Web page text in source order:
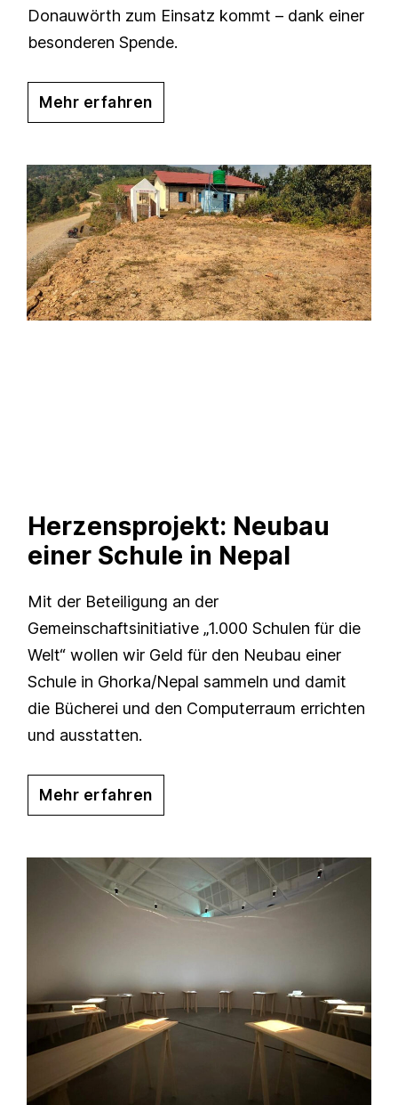
Donauwörth zum Einsatz kommt – dank einer
besonderen Spende.
Mehr erfahren
Herzensprojekt: Neubau
einer Schule in Nepal
Mit der Beteiligung an der
Gemeinschaftsinitiative „1.000 Schulen für die
Welt“ wollen wir Geld für den Neubau einer
Schule in Ghorka/Nepal sammeln und damit
die Bücherei und den Computerraum errichten
und ausstatten.
Mehr erfahren